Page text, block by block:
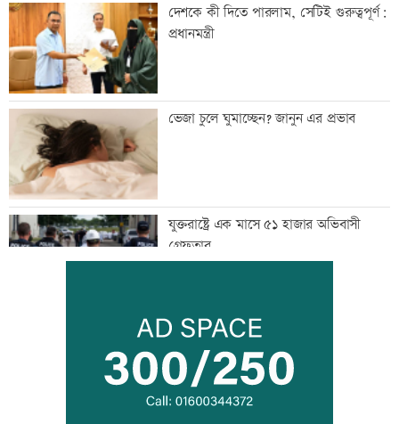
দেশকে কী দিতে পারলাম, সেটিই গুরুত্বপূর্ণ:
প্রধানমন্ত্রী
ভেজা চুলে ঘুমাচ্ছেন? জানুন এর প্রভাব
যুক্তরাষ্ট্রে এক মাসে ৫১ হাজার অভিবাসী
গ্রেফতার
কালীগঞ্জের সেন্ট নিকোলাস চার্চ: ঐতিহ্য ও
সম্প্রীতির প্রতীক